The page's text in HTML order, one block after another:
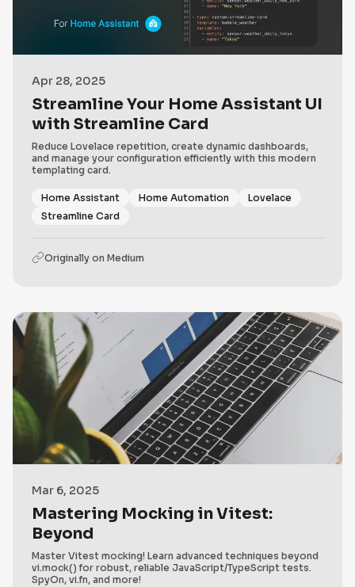
Apr 28, 2025
Streamline Your Home Assistant UI
with Streamline Card
Reduce Lovelace repetition, create dynamic dashboards,
and manage your configuration efficiently with this modern
templating card.
Home Assistant Home Automation
Lovelace
Streamline Card
Originally on Medium
Mar 6, 2025
Mastering Mocking in Vitest:
Beyond
Master Vitest mocking! Learn advanced techniques beyond
vi.mock() for robust, reliable JavaScript/TypeScript tests.
SpyOn, vi.fn, and more!